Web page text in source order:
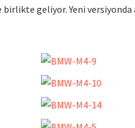
geliyor. Yeni versiyonda